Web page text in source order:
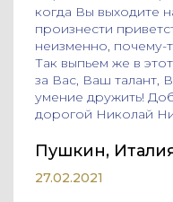
когда Вы выходите
произнести
неизменно, почему-
Так выпьем же в
за Вас, Ваш талант,
умение дружить!
дорогой Николай
Пушкин,
27.02.2021